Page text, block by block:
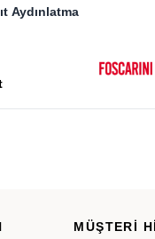
Aydınlatma
MÜŞTERİ